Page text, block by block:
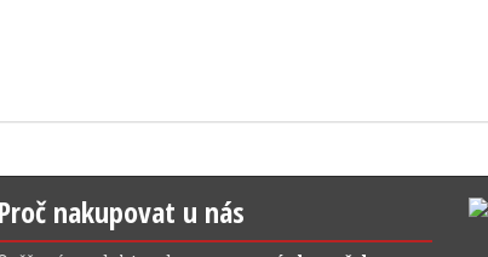
Proč nakupovat u nás